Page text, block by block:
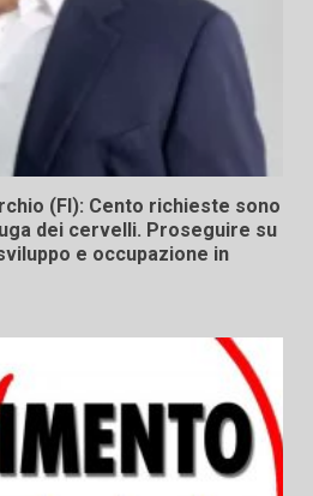
(FI): Cento richieste sono
dei cervelli. Proseguire su
e occupazione in